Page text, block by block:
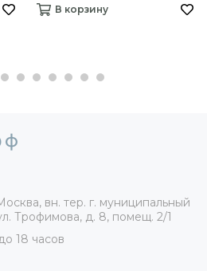
В корзину
вн. тер. г. муниципальный
Трофимова, д. 8, помещ. 2/1
18 часов